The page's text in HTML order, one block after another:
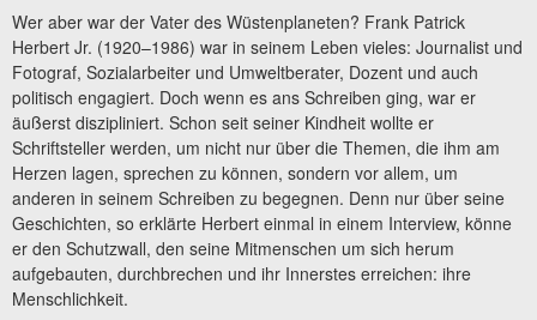
Wer aber war der Vater des Wüstenplaneten? Frank Patrick
Herbert Jr. (1920–1986) war in seinem Leben vieles: Journalist und
Fotograf, Sozialarbeiter und Umweltberater, Dozent und auch
politisch engagiert. Doch wenn es ans Schreiben ging, war er
äußerst diszipliniert. Schon seit seiner Kindheit wollte er
Schriftsteller werden, um nicht nur über die Themen, die ihm am
Herzen lagen, sprechen zu können, sondern vor allem, um
anderen in seinem Schreiben zu begegnen. Denn nur über seine
Geschichten, so erklärte Herbert einmal in einem Interview, könne
er den Schutzwall, den seine Mitmenschen um sich herum
aufgebauten, durchbrechen und ihr Innerstes erreichen: ihre
Menschlichkeit.